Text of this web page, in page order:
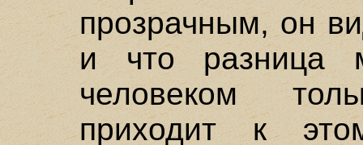
прозрачным, он
и что разница
человеком
приходит к